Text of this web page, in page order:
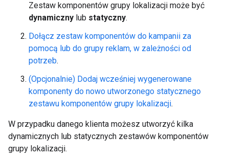
Zestaw komponentów grupy lokalizacji może być
dynamiczny lub statyczny.
Dołącz zestaw komponentów do kampanii za
pomocą lub do grupy reklam, w zależności od
potrzeb.
(Opcjonalnie) Dodaj wcześniej wygenerowane
komponenty do nowo utworzonego statycznego
zestawu komponentów grupy lokalizacji.
W przypadku danego klienta możesz utworzyć kilka
dynamicznych lub statycznych zestawów komponentów
grupy lokalizacji.